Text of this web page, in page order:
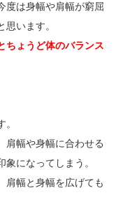
度は身幅や肩幅が窮屈
います。
ちょうど体のバランス
肩幅や身幅に合わせる
になってしまう。
肩幅と身幅を広げても